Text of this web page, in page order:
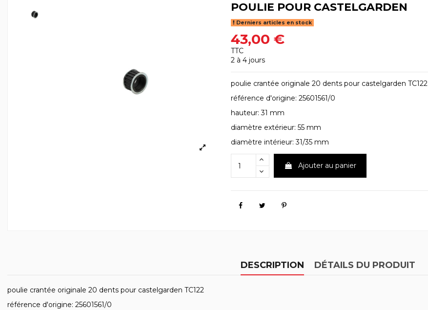
POULIE POUR CASTELGARDEN
Derniers articles en stock
43,00 €
TTC
2 à 4 jours
poulie crantée originale 20 dents pour castelgarden TC122
référence d'origine: 25601561/0
hauteur: 31 mm
diamètre extérieur: 55 mm
diamètre intérieur: 31/35 mm
Ajouter au panier
DESCRIPTION DÉTAILS DU PRODUIT
poulie crantée originale 20 dents pour castelgarden TC122
référence d'origine: 25601561/0